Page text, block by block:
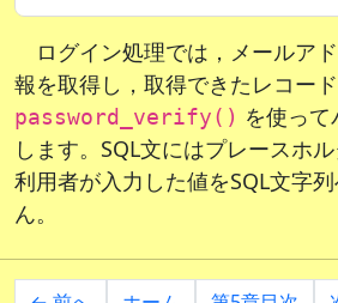
ログイン処理では，メールア
報を取得し，取得できたレコー
password_verify() を使っ
します。SQL文にはプレースホ
利用者が入力した値をSQL文字
ん。